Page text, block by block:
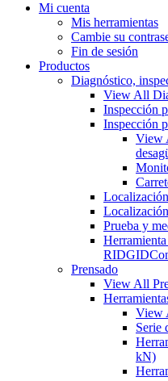
Mi cuenta
Mis herramientas
Cambie su
Fin de sesión
Productos
Diagnóstico,
View All
Inspección
Inspección
View
Prueba y
Prensado
View All
View
Serie
kN)